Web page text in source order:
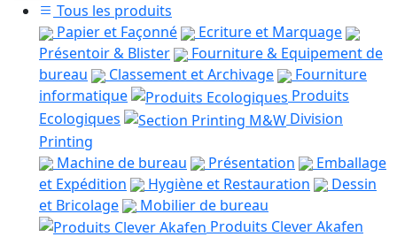
Tous les produits
Papier et Façonné
Ecriture et Marquage
Présentoir & Blister
Fourniture & Equipement de
bureau
Classement et Archivage
Fourniture
informatique
Produits
Ecologiques
Division
Printing
Machine de bureau
Présentation
Emballage
et Expédition
Hygiène et Restauration
Dessin
et Bricolage
Mobilier de bureau
Produits Clever Akafen